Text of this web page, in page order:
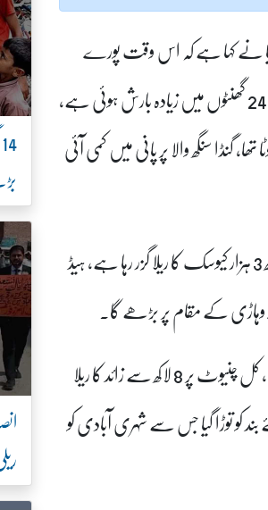
نے کہا ہے کہ اس وقت پورے
ریجن میں ہلکی بارش کا سلسلہ جاری ہے، گجرات اور منڈی بہاؤالدین میں گزشتہ 24 گھنٹوں میں زیادہ بارش ہوئی ہے،
گنڈا سنگھ والا پر پانی میں کمی آئی
ان کا کہنا تھا کہ کل قصور میں 22 دیہات کو خالی کروایا گیا تھا، اس وقت وہاں 3 لاکھ 3 ہزار کیوسک کا ریلا گزر رہا ہے، ہیڈ
انہوں نے کہا کہ ہیڈ مرالہ پر اس وقت ایک لاکھ 75 ہزار کیوسک کا ریلا گزر رہا ہے، کل چنیوٹ پر 8 لاکھ سے زائد کا ریلا
بند کو توڑا گیا جس سے شہری آبادی کو